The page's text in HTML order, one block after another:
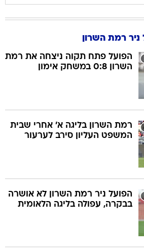
רמת השרון
הפועל פתח תקוה ניצחה את רמת
השרון 0:8 במשחק אימון
רמת השרון בליגה א' אחרי שבית
המשפט העליון סירב לערעור
הפועל ניר רמת השרון לא אושרה
בבקרה, עפולה בליגה הלאומית